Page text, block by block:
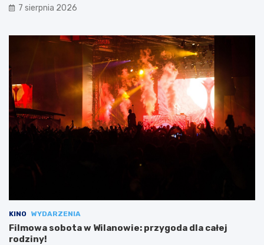
7 sierpnia 2026
KINO WYDARZENIA
Filmowa sobota w Wilanowie: przygoda dla całej
rodziny!